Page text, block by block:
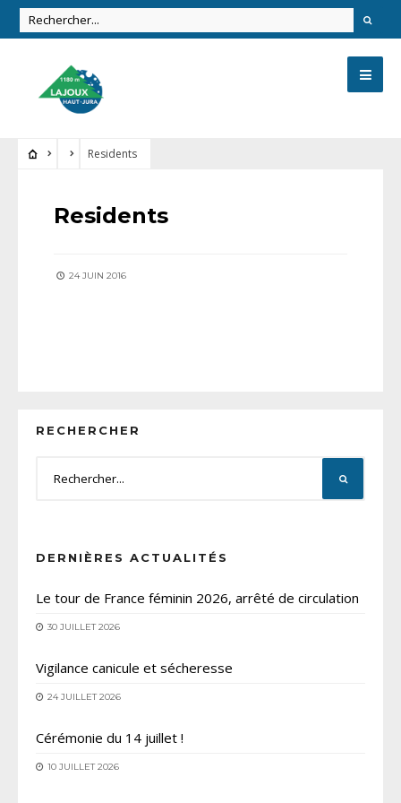
Residents
Residents
24 JUIN 2016
RECHERCHER
DERNIÈRES ACTUALITÉS
Le tour de France féminin 2026, arrêté de circulation
30 JUILLET 2026
Vigilance canicule et sécheresse
24 JUILLET 2026
Cérémonie du 14 juillet !
10 JUILLET 2026